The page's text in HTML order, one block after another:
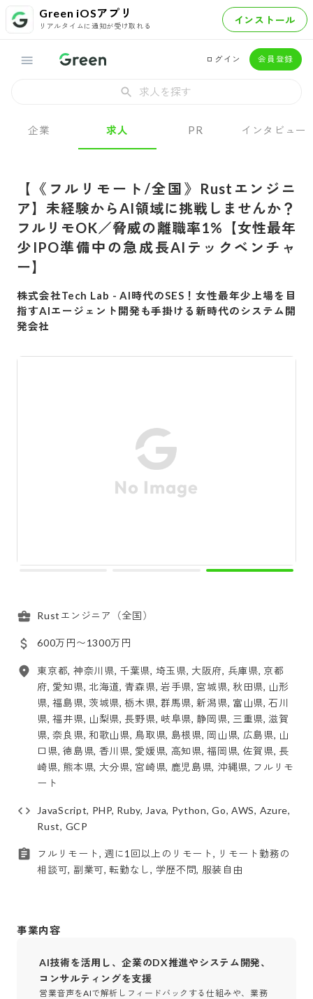
Green iOSアプリ
リアルタイムに通知が受け取れる インストール
ログイン 会員登録
求人を探す
企業 求人 PR インタビュー
【《フルリモート/全国》Rustエンジニ
ア】未経験からAI領域に挑戦しませんか？
フルリモOK／脅威の離職率1%【女性最年
少IPO準備中の急成長AIテックベンチャ
ー】
株式会社Tech Lab -AI時代のSES！女性最年少上場を目
指すAIエージェント開発も手掛ける新時代のシステム開
発会社
Rustエンジニア（全国）
600万円〜1300万円
東京都, 神奈川県, 千葉県, 埼玉県, 大阪府, 兵庫県, 京都
府, 愛知県, 北海道, 青森県, 岩手県, 宮城県, 秋田県, 山形
県, 福島県, 茨城県, 栃木県, 群馬県, 新潟県, 富山県, 石川
県, 福井県, 山梨県, 長野県, 岐阜県, 静岡県, 三重県, 滋賀
県, 奈良県, 和歌山県, 鳥取県, 島根県, 岡山県, 広島県, 山
口県, 徳島県, 香川県, 愛媛県, 高知県, 福岡県, 佐賀県, 長
崎県, 熊本県, 大分県, 宮崎県, 鹿児島県, 沖縄県, フルリモ
ート
JavaScript, PHP, Ruby, Java, Python, Go, AWS, Azure,
Rust, GCP
フルリモート, 週に1回以上のリモート, リモート勤務の
相談可, 副業可, 転勤なし, 学歴不問, 服装自由
事業内容
AI技術を活用し、企業のDX推進やシステム開発、
コンサルティングを支援
営業音声をAIで解析しフィードバックする仕組みや、業務